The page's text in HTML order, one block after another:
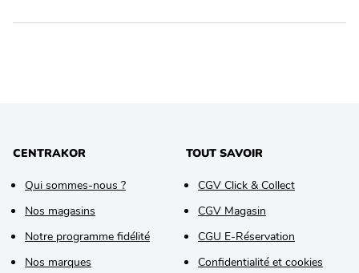
CENTRAKOR
Qui sommes-nous ?
Nos magasins
Notre programme fidélité
Nos marques
TOUT SAVOIR
CGV Click & Collect
CGV Magasin
CGU E-Réservation
Confidentialité et cookies